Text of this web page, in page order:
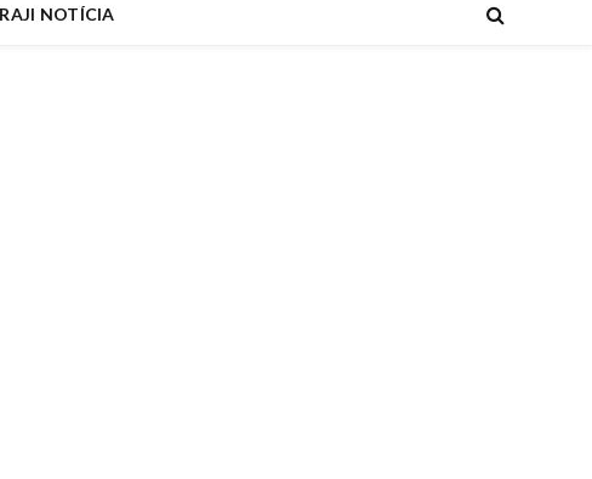
NOTÍCIA